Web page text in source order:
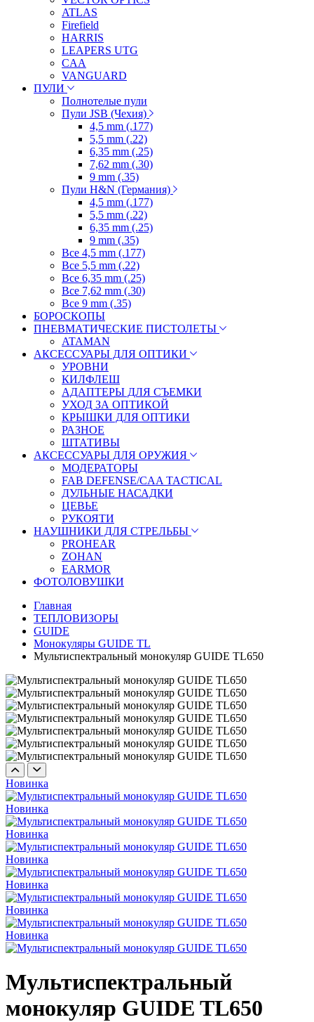
ATLAS
Firefield
HARRIS
LEAPERS UTG
CAA
VANGUARD
ПУЛИ
Полнотелые пули
Пули JSB (Чехия)
4,5 mm (.177)
5,5 mm (.22)
6,35 mm (.25)
7,62 mm (.30)
9 mm (.35)
Пули H&N (Германия)
4,5 mm (.177)
5,5 mm (.22)
6,35 mm (.25)
9 mm (.35)
Все 4,5 mm (.177)
Все 5,5 mm (.22)
Все 6,35 mm (.25)
Все 7,62 mm (.30)
Все 9 mm (.35)
БОРОСКОПЫ
ПНЕВМАТИЧЕСКИЕ ПИСТОЛЕТЫ
ATAMAN
АКСЕССУАРЫ ДЛЯ ОПТИКИ
УРОВНИ
КИЛФЛЕШ
АДАПТЕРЫ ДЛЯ СЪЕМКИ
УХОД ЗА ОПТИКОЙ
КРЫШКИ ДЛЯ ОПТИКИ
РАЗНОЕ
ШТАТИВЫ
АКСЕССУАРЫ ДЛЯ ОРУЖИЯ
МОДЕРАТОРЫ
FAB DEFENSE/CAA TACTICAL
ДУЛЬНЫЕ НАСАДКИ
ЦЕВЬЕ
РУКОЯТИ
НАУШНИКИ ДЛЯ СТРЕЛЬБЫ
PROHEAR
ZOHAN
EARMOR
ФОТОЛОВУШКИ
Главная
ТЕПЛОВИЗОРЫ
GUIDE
Монокуляры GUIDE TL
Мультиспектральный монокуляр GUIDE TL650
Новинка
Новинка
Новинка
Новинка
Новинка
Новинка
Новинка
Мультиспектральный
монокуляр GUIDE TL650